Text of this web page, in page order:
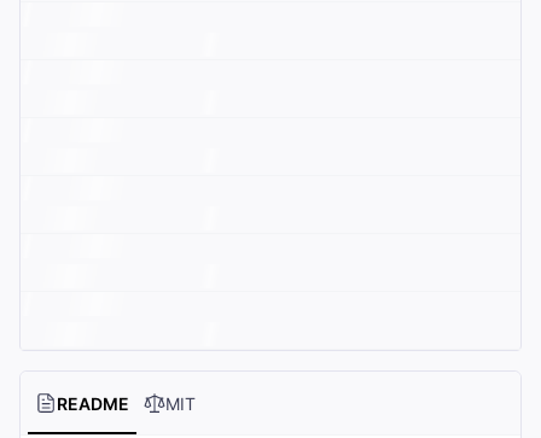
README MIT